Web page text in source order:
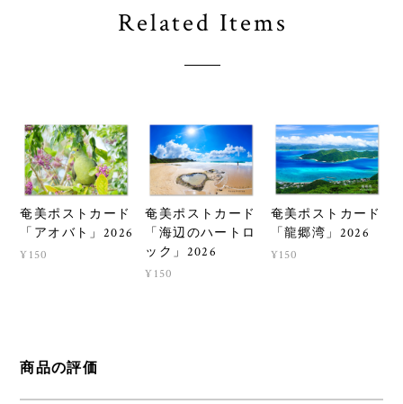
Related Items
奄美ポストカード
「アオバト」2026
¥150
奄美ポストカード
「海辺のハートロ
ック」2026
¥150
奄美ポストカード
「龍郷湾」2026
¥150
商品の評価